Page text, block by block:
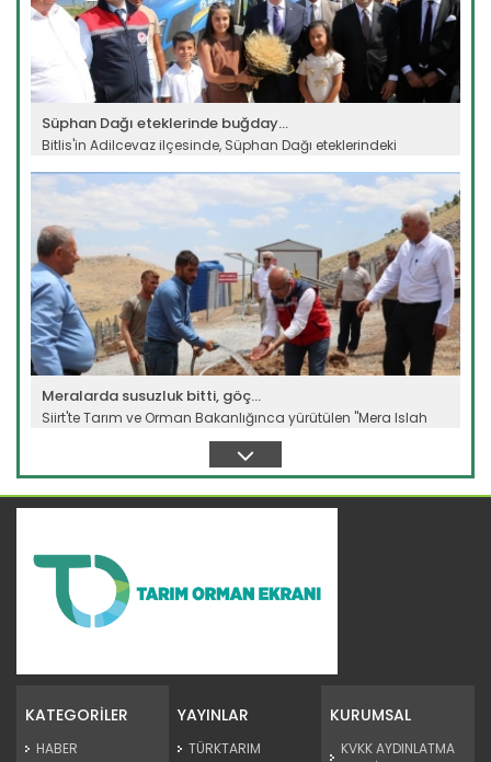
Süphan Dağı eteklerinde buğday...
Bitlis'in Adilcevaz ilçesinde, Süphan Dağı eteklerindeki
Devamını Oku ->
Meralarda susuzluk bitti, göç...
Siirt'te Tarım ve Orman Bakanlığınca yürütülen "Mera Islah
Uluslararası...
KATEGORİLER
HABER
YAYINLAR
TÜRKTARIM
KURUMSAL
KVKK AYDINLATMA